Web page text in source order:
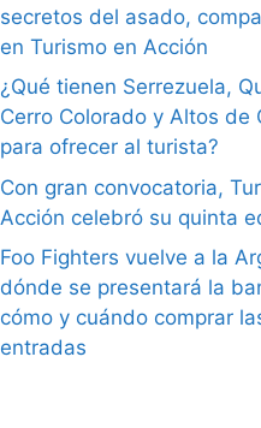
secretos del asado,
en Turismo en Acción
¿Qué tienen Serrezuela,
Cerro Colorado y Altos de
para ofrecer al turista?
Con gran convocatoria,
Acción celebró su quinta
Foo Fighters vuelve a la
dónde se presentará la
cómo y cuándo comprar
entradas